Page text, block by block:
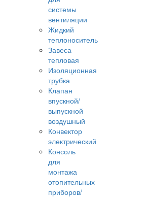
системы
вентиляции
Жидкий
теплоноситель
Завеса
тепловая
Изоляционная
трубка
Клапан
впускной/
выпускной
воздушный
Конвектор
электрический
Консоль
для
монтажа
отопительных
приборов/